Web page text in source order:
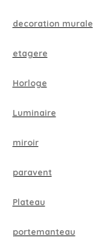
decoration murale
etagere
Horloge
Luminaire
miroir
paravent
Plateau
portemanteau